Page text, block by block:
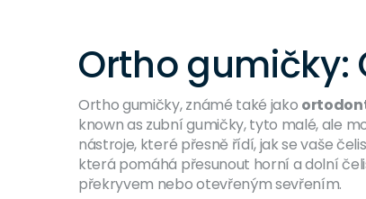
Ortho gumičky:
Ortho gumičky, známé také jako
known as zubní gumičky, tyto malé, ale
nástroje, které přesně řídí, jak se vaše
která pomáhá přesunout horní a dolní
překryvem nebo otevřeným sevřením.